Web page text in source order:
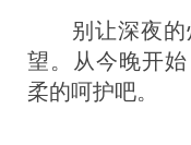
别让深夜
望。从今晚开
柔的呵护吧。